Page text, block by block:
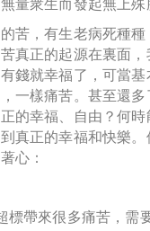
苦，有生老病死種
真正的起源在裏面
錢就幸福了，可當
一樣痛苦。甚至還
的幸福、自由？何
真正的幸福和快樂
心：
標帶來很多痛苦，需